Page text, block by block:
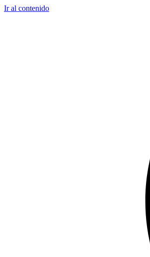
Ir al contenido